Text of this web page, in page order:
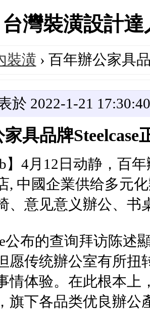
台灣裝潢設計
裝潢 › 百年辦公家具
於 2022-1-21 17:30:40
具品牌Steelcase
】4月12日动静，百
, 中國企業供给多元
、意见意义辦公、书
公布的查询拜访陈述
愿传统辦公室有所扭
情体验。在此根本上
旗下各品类优良辦公